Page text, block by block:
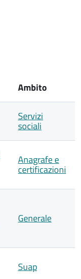
Ambito
Servizi
sociali
Anagrafe e
certificazioni
Generale
Suap